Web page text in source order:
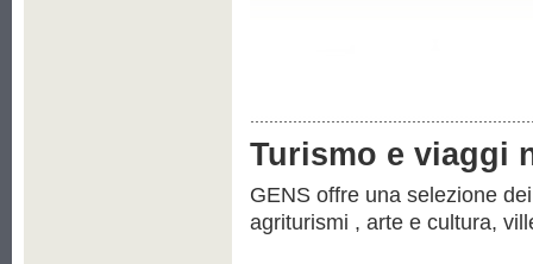
Turismo e viaggi
GENS offre una selezione
agriturismi , arte e cultura,